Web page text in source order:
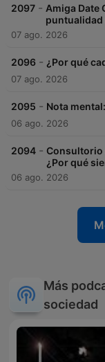
2097 - Amiga Date
puntualidad
07 ago. 2026
2096 - ¿Por qué
07 ago. 2026
2095 - Nota
06 ago. 2026
2094 - Consultorio
¿Por qué
06 ago. 2026
Más
sociedad